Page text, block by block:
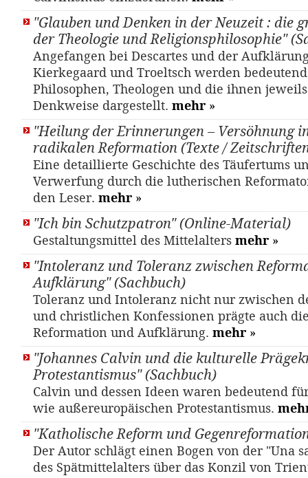
"Glauben und Denken in der Neuzeit : die
der Theologie und Religionsphilosophie"
Angefangen bei Descartes und der
Kierkegaard und Troeltsch werden
Philosophen, Theologen und die ihnen
Denkweise dargestellt. mehr »
"Heilung der Erinnerungen – Versöhnung
radikalen Reformation (Texte /
Eine detaillierte Geschichte des Täufertums
Verwerfung durch die lutherischen
den Leser. mehr »
"Ich bin Schutzpatron" (Online-Material)
Gestaltungsmittel des Mittelalters mehr »
"Intoleranz und Toleranz zwischen
Aufklärung" (Sachbuch)
Toleranz und Intoleranz nicht nur zwischen
und christlichen Konfessionen prägte auch
Reformation und Aufklärung. mehr »
"Johannes Calvin und die kulturelle
Protestantismus" (Sachbuch)
Calvin und dessen Ideen waren bedeutend
wie außereuropäischen Protestantismus.
"Katholische Reform und
Der Autor schlägt einen Bogen von der "Una
des Spätmittelalters über das Konzil von